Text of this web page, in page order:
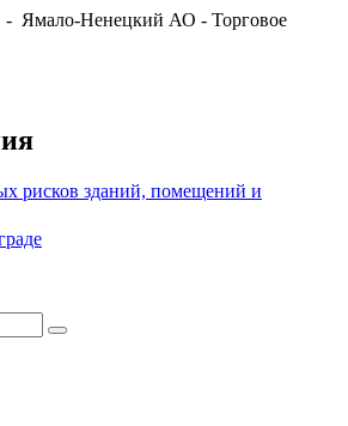
- Ямало-Ненецкий АО - Торговое
рисков зданий, помещений и